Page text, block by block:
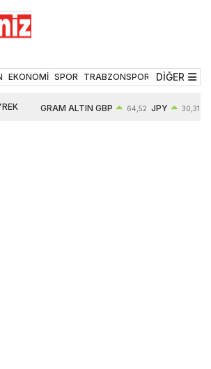
EKONOMİ SPOR TRABZONSPOR TEKNOLOJİ
DİĞER
GRAM ALTIN GBP 64,52 JPY 30,31